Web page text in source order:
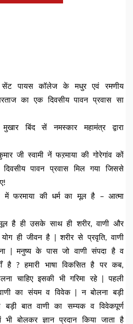
पायस कॉलेज के मधुर एवं रमणीय
का एक दिवसीय पावन प्रवास सा
बिंद सें नमस्कार महामंत्र द्वारा
जी स्वामी नें फऱमाया की गोरेगांव कों
पावन प्रवास मिल गया जिससे
में फरमाया की धर्म का मूल है – आत्मा
है ही उसके साथ ही शरीर, वाणी और
ही जीवन है | शरीर से प्रवृति, वाणी
| मनुष्य के पास जो वाणी संपदा है व
? हमारी भाषा विकसित है पर कब,
चाहिए इसकी भी गरिमा रहे | पहली
का संयम व विवेक | न बोलना बड़ी
बड़ी बात वाणी का सम्यक व विवेकपूर्ण
बोलकर ज्ञान प्रदान किया जाता है